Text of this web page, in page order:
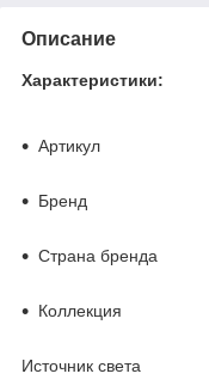
Описание
Характеристики:
Артикул
Бренд
Страна бренда
Коллекция
Источник света